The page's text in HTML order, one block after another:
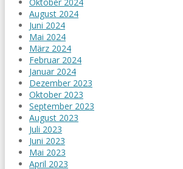
August 2024
Juni 2024
Mai 2024
März 2024
Februar 2024
Januar 2024
Dezember 2023
Oktober 2023
September 2023
August 2023
Juli 2023
Juni 2023
Mai 2023
April 2023